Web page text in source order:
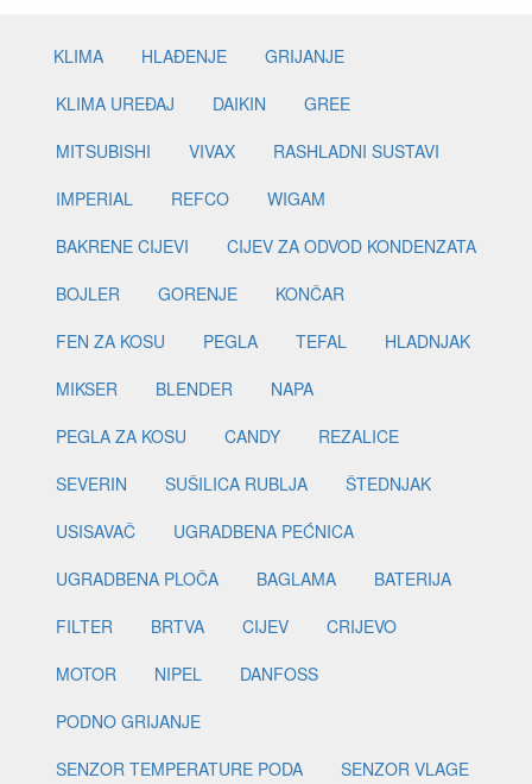
KLIMA HLAĐENJE
GRIJANJE
KLIMA UREĐAJ
DAIKIN
GREE
MITSUBISHI
VIVAX
RASHLADNI SUSTAVI
IMPERIAL
REFCO
WIGAM
BAKRENE CIJEVI
CIJEV ZA ODVOD KONDENZATA
BOJLER
GORENJE
KONČAR
FEN ZA KOSU
PEGLA TEFAL
HLADNJAK
MIKSER
BLENDER
NAPA
PEGLA ZA KOSU
CANDY
REZALICE
SEVERIN
SUŠILICA RUBLJA
ŠTEDNJAK
USISAVAČ
UGRADBENA PEĆNICA
UGRADBENA PLOČA
BAGLAMA
BATERIJA
FILTER
BRTVA CIJEV
CRIJEVO
MOTOR
NIPEL
DANFOSS
PODNO GRIJANJE
SENZOR TEMPERATURE PODA
SENZOR VLAGE